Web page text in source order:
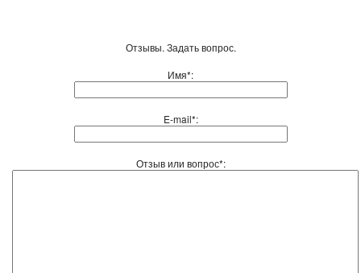
Отзывы. Задать вопрос.
Имя*:
E-mail*:
Отзыв или вопрос*: